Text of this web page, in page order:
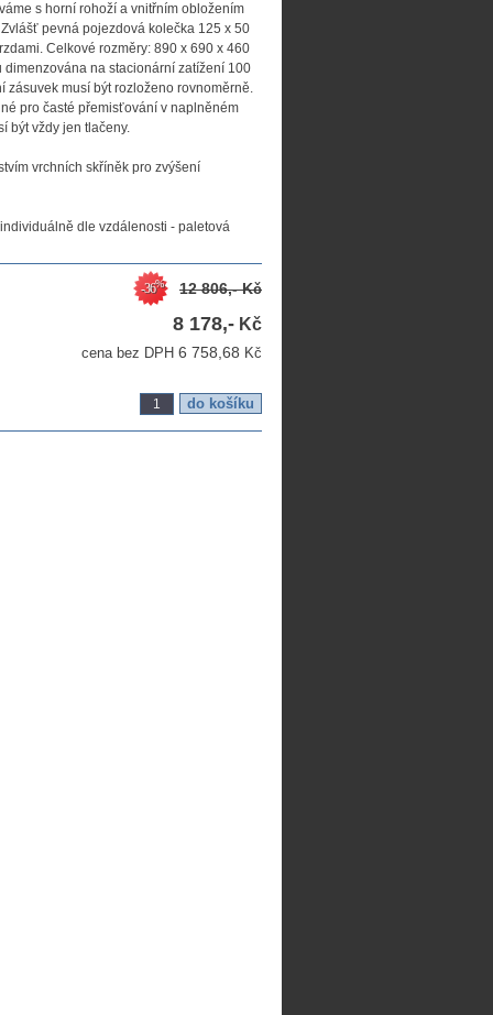
s horní rohoží a vnitřním obložením
pevná pojezdová kolečka 125 x 50
Celkové rozměry: 890 x 690 x 460
dimenzována na stacionární zatížení 100
zásuvek musí být rozloženo rovnoměrně.
pro časté přemisťování v naplněném
být vždy jen tlačeny.
vrchních skříněk pro zvýšení
dle vzdálenosti - paletová
12 806,- Kč
-36%
8 178,- Kč
cena bez DPH 6 758,68 Kč